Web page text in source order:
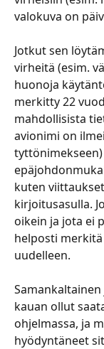
valokuva on
​​​​​​​​Jotkut sen
virheitä (esim.
huonoja
merkitty 22
mahdollisista
avionimi on
kuten
kirjoitusasulla.
oikein ja jota ei
helposti
uudelleen.
kauan ollut
ohjelmassa, ja
hyödyntäneet